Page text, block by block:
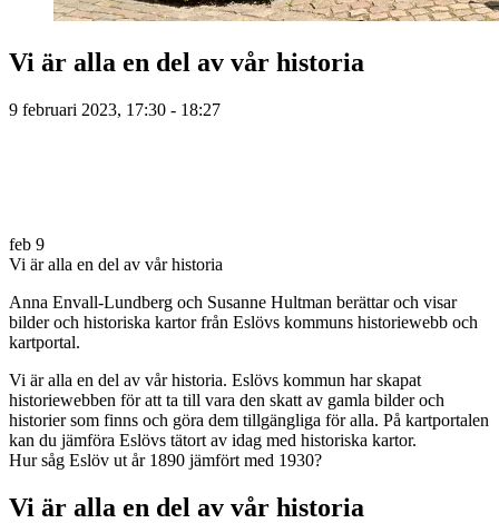
Vi är alla en del av vår historia
9 februari 2023, 17:30 - 18:27
feb 9
Vi är alla en del av vår historia
Anna Envall-Lundberg och Susanne Hultman berättar och visar
bilder och historiska kartor från Eslövs kommuns historiewebb och
kartportal.
Vi är alla en del av vår historia. Eslövs kommun har skapat
historiewebben för att ta till vara den skatt av gamla bilder och
historier som finns och göra dem tillgängliga för alla. På kartportalen
kan du jämföra Eslövs tätort av idag med historiska kartor.
Hur såg Eslöv ut år 1890 jämfört med 1930?
Vi är alla en del av vår historia